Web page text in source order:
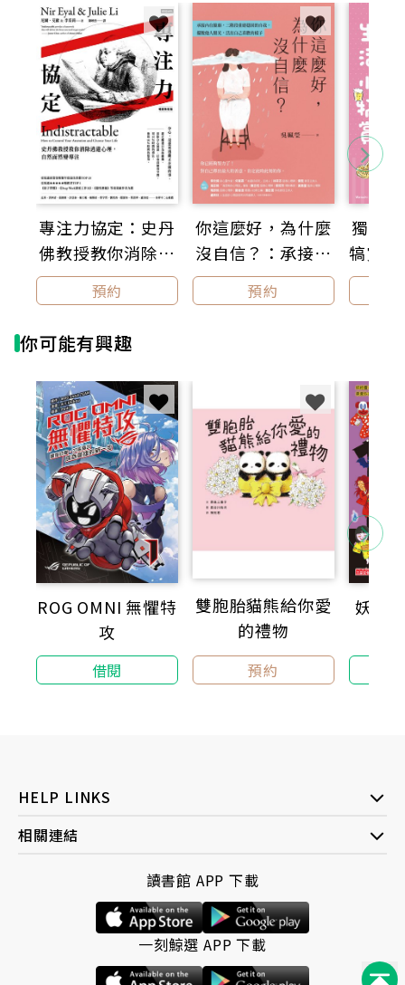
彭冠綸「館長小編的圖書館日常」版主｜羅怡君 親職溝
通作家與講師
一致好評推薦！
本書特色
特色1 暢銷兒童文學作家王文華老師精選20篇名人故
事，引領少年讀者參考名人成功築夢經驗，一起堅持努
力，往夢想前進。
特色2 各篇附有「元氣早報」專欄，引導讀者多面向理
解成功與夢想模樣，進行延伸思辨，提升閱讀理解。
特色3 特別配備由品學堂針對選文編寫的《閱讀素養題
特色4 《晨讀10分鐘：人物故事集》改版新編，學習重
特色5 內附「閱讀性向測驗」，幫助青少年讀者了解自
己，添加面對未知挑戰的信心。
你知道麥當勞創辦人在成功之前是紙杯銷售員嗎？
蘋果創辦人賈伯斯居然曾被自己創辦的公司開除？
課本中會出現的「徐霞客」，居然是街景記錄的先驅？
當全世界都潑你冷水時，是該放棄還是繼續堅持？
相信印度國父甘地、微軟創辦人比爾蓋茲等人的故事能
帶給你答案！
獲獎無數的知名兒童文學作家王文華，
特別選編收錄多元敘事文體的名人故事，
搭配文末「元氣早報」專欄與「閱讀性向測驗」，
以幽默風趣口吻，描述名人在的奮鬥過往。
二十篇精采不凡的人生故事，從「我堅持」、「我創
了解在成功之前，他們做了哪些堅持與努力，
長、反思與提升。
習誌編輯團隊為書中選文量身設計，每道提問均有清楚
具體的評量目標，分為擷取訊息、統整解釋、省思評鑑
三層次，搭配最後的詳解，期待讀者透過對文本的再次
探訪，有效提升閱讀理解與思考探究，從閱讀素養獲得
面對生活各種問題的關鍵能力！
專注力協定：史丹
佛教授教你消除逃
避心理，自然而然
變專注【暢銷新裝
版】
預約
你這麼好，為什麼
沒自信？：承接內
在脆弱，三階段重
建穩固的自我，擺
預約
獨居
犒賞
圓
你可能有興趣
ROG OMNI 無懼特
攻
借閱
雙胞胎貓熊給你愛
的禮物
預約
妖怪
HELP LINKS
相關連結
讀書館 APP 下載
一刻鯨選 APP 下載